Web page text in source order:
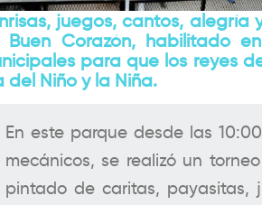
juegos, cantos, alegría
Buen Corazón, habilitado
para que los reyes
del Niño y la Niña.
En este parque desde las
mecánicos, se realizó un
pintado de caritas, payasitas,